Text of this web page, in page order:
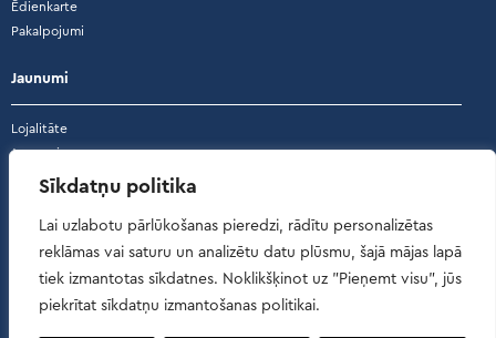
Sīkdatņu politika
Lai uzlabotu pārlūkošanas pieredzi, rādītu personalizētas
reklāmas vai saturu un analizētu datu plūsmu, šajā mājas lapā
tiek izmantotas sīkdatnes. Noklikšķinot uz "Pieņemt visu", jūs
piekrītat sīkdatņu izmantošanas politikai.
Ēdienkarte
Pakalpojumi
Jaunumi
Lojalitāte
Jaunumi
Akcijas
Atsauksmes
Atsauksmes